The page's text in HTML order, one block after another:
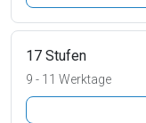
17 Stufen
9 - 11 Werktage